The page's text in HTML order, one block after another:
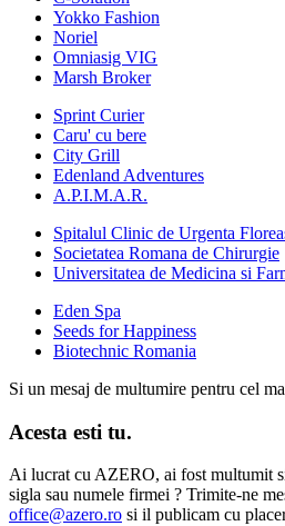
Yokko Fashion
Noriel
Omniasig VIG
Marsh Broker
Sprint Curier
Caru' cu bere
City Grill
Edenland Adventures
A.P.I.M.A.R.
Spitalul Clinic de Urgenta
Societatea Romana de Chirurgie
Universitatea de Medicina si
Eden Spa
Seeds for Happiness
Biotechnic Romania
Si un mesaj de multumire pentru cel
Acesta esti tu.
Ai lucrat cu AZERO, ai fost multumit
sigla sau numele firmei ? Trimite-ne
office@azero.ro si il publicam cu